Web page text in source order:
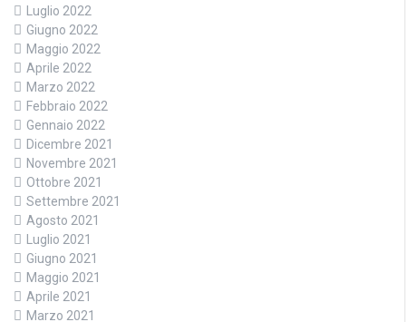
Luglio 2022
Giugno 2022
Maggio 2022
Aprile 2022
Marzo 2022
Febbraio 2022
Gennaio 2022
Dicembre 2021
Novembre 2021
Ottobre 2021
Settembre 2021
Agosto 2021
Luglio 2021
Giugno 2021
Maggio 2021
Aprile 2021
Marzo 2021